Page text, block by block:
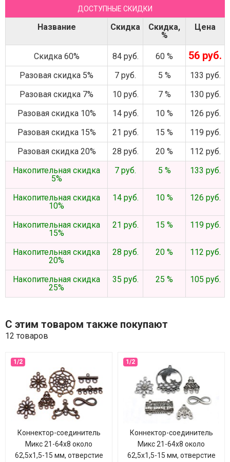
ДОСТУПНЫЕ СКИДКИ
Название Скидка
Скидка,
%
Цена
Скидка 60% 84 руб. 60 % 56 руб.
Разовая скидка 5% 7 руб. 5 %
133 руб.
Разовая скидка 7%
10 руб. 7 %
130 руб.
Разовая скидка 10%
14 руб. 10 %
126 руб.
Разовая скидка 15%
21 руб. 15 %
119 руб.
Разовая скидка 20%
28 руб. 20 %
112 руб.
Накопительная скидка
5%
7 руб. 5 % 133 руб.
Накопительная скидка
10%
14 руб. 10 % 126 руб.
Накопительная скидка
15%
21 руб. 15 % 119 руб.
Накопительная скидка
20%
28 руб. 20 % 112 руб.
Накопительная скидка
25%
35 руб. 25 % 105 руб.
С этим товаром также покупают
12 товаров
Коннектор-соединитель
Микс 21-64х8 около
62,5х1,5-15 мм, отверстие
Коннектор-соединитель
Микс 21-64х8 около
62,5х1,5-15 мм, отверстие